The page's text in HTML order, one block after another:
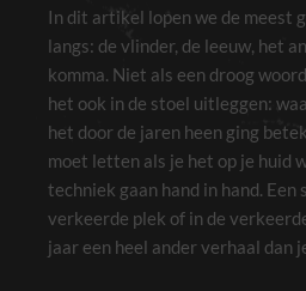
In dit artikel lopen we de meest
langs: de vlinder, de leeuw, het
komma. Niet als een droog
het ook in de stoel uitleggen:
het door de jaren heen ging
moet letten als je het op je huid
techniek gaan hand in hand.
verkeerde plek of in de
jaar een heel ander verhaal dan